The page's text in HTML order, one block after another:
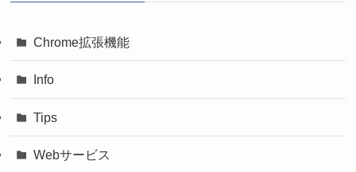
Chrome拡張機能
Info
Tips
Webサービス